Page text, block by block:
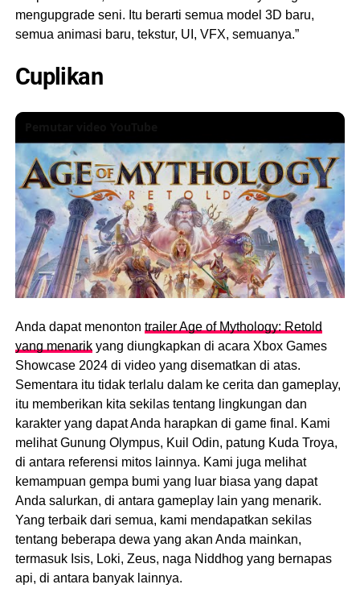
mengupgrade seni. Itu berarti semua model 3D baru,
semua animasi baru, tekstur, UI, VFX, semuanya.”
Cuplikan
Anda dapat menonton trailer Age of Mythology: Retold
yang menarikyang diungkapkan di acara Xbox Games
Showcase 2024 di video yang disematkan di atas.
Sementara itu tidak terlalu dalam ke cerita dan gameplay,
itu memberikan kita sekilas tentang lingkungan dan
karakter yang dapat Anda harapkan di game final. Kami
melihat Gunung Olympus, Kuil Odin, patung Kuda Troya,
di antara referensi mitos lainnya. Kami juga melihat
kemampuan gempa bumi yang luar biasa yang dapat
Anda salurkan, di antara gameplay lain yang menarik.
Yang terbaik dari semua, kami mendapatkan sekilas
tentang beberapa dewa yang akan Anda mainkan,
termasuk Isis, Loki, Zeus, naga Niddhog yang bernapas
api, di antara banyak lainnya.